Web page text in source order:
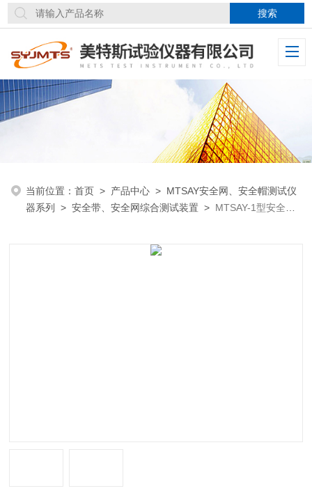
当前位置：首页 > 产品中心 > MTSAY安全网、安全帽测试仪
器系列
>安全带、安全网综合测试装置 > MTSAY-1型安全网